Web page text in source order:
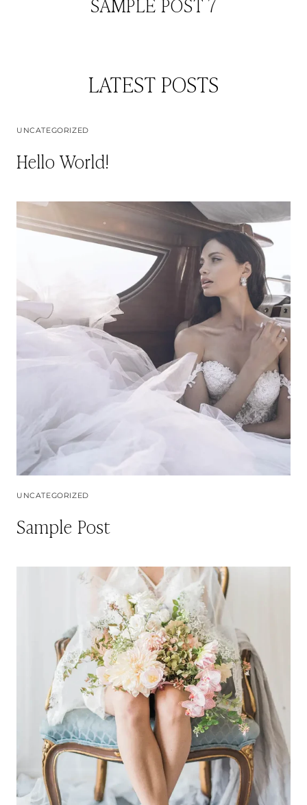
LATEST POSTS
UNCATEGORIZED
Hello World!
UNCATEGORIZED
Sample Post